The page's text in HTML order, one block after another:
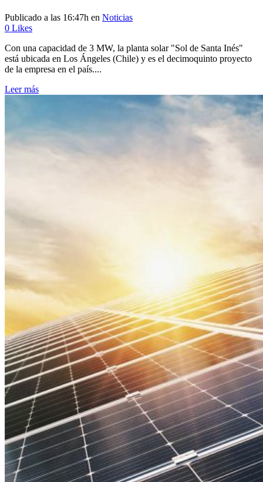
Publicado a las 16:47h en Noticias
0 Likes
Con una capacidad de 3 MW, la planta solar "Sol de Santa Inés"
está ubicada en Los Ángeles (Chile) y es el decimoquinto proyecto
de la empresa en el país....
Leer más